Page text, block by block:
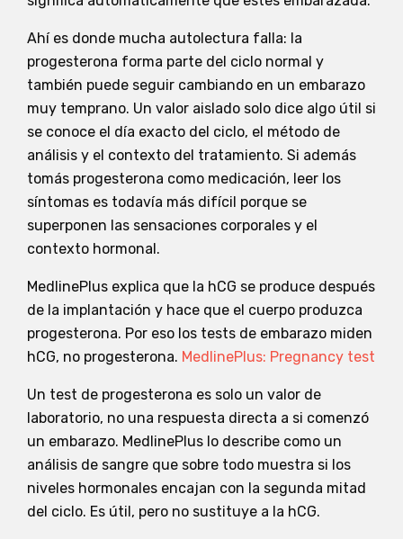
Ahí es donde mucha autolectura falla: la
progesterona forma parte del ciclo normal y
también puede seguir cambiando en un embarazo
muy temprano. Un valor aislado solo dice algo útil si
se conoce el día exacto del ciclo, el método de
análisis y el contexto del tratamiento. Si además
tomás progesterona como medicación, leer los
síntomas es todavía más difícil porque se
superponen las sensaciones corporales y el
contexto hormonal.
MedlinePlus explica que la hCG se produce después
de la implantación y hace que el cuerpo produzca
progesterona. Por eso los tests de embarazo miden
hCG, no progesterona. MedlinePlus: Pregnancy test
Un test de progesterona es solo un valor de
laboratorio, no una respuesta directa a si comenzó
un embarazo. MedlinePlus lo describe como un
análisis de sangre que sobre todo muestra si los
niveles hormonales encajan con la segunda mitad
del ciclo. Es útil, pero no sustituye a la hCG.